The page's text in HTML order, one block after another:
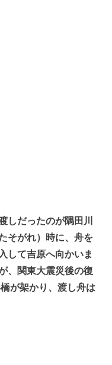
しだったのが隅田川
そがれ）時に、舟を
して吉原へ向かいま
、関東大震災後の復
が架かり、渡し舟は